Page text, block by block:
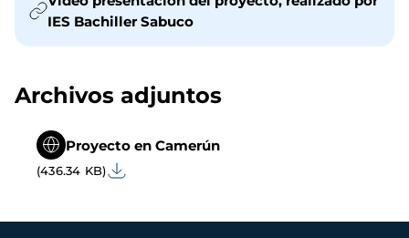
IES Bachiller Sabuco
Archivos adjuntos
Proyecto en Camerún
(436.34 KB)